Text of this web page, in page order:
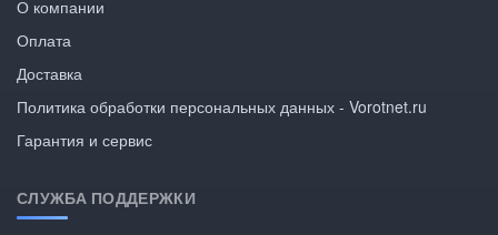
О компании
Оплата
Доставка
Политика обработки персональных данных - Vorotnet.ru
Гарантия и сервис
СЛУЖБА ПОДДЕРЖКИ